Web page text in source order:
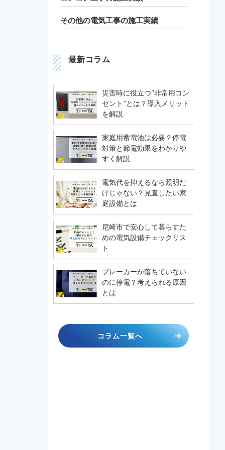
その他の電気工事の施工実績
最新コラム
災害時に役立つ”非常用コン
セント”とは？導入メリット
を解説
家庭用蓄電池は必要？停電
対策と節電効果をわかりや
すく解説
電気代を抑えるなら照明だ
けじゃない？見直したい家
庭設備とは
尼崎市で安心して暮らすた
めの電気設備チェックリス
ト
ブレーカーが落ちていない
のに停電？考えられる原因
とは
コラム一覧へ